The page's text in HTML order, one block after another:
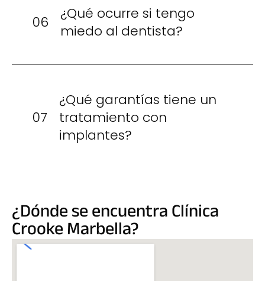
06
¿Qué ocurre si tengo
miedo al dentista?
07
¿Qué garantías tiene un
tratamiento con
implantes?
¿Dónde se encuentra Clínica
Crooke Marbella?